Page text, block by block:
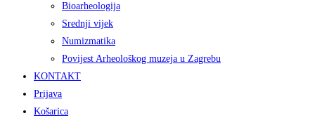
Bioarheologija
Srednji vijek
Numizmatika
Povijest Arheološkog muzeja u Zagrebu
KONTAKT
Prijava
Košarica